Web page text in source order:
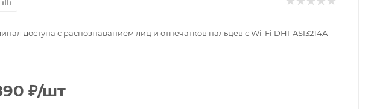
доступа с распознаванием лиц и отпечатков пальцев с Wi-Fi DHI-ASI3214A-
₽/шт